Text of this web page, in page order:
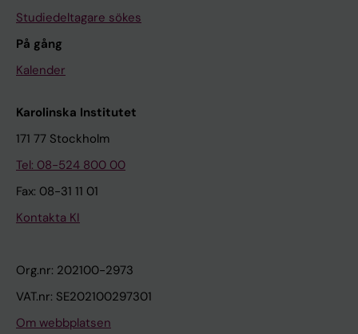
Studiedeltagare sökes
På gång
Kalender
Karolinska Institutet
171 77 Stockholm
Tel: 08-524 800 00
Fax: 08-31 11 01
Kontakta KI
Org.nr: 202100-2973
VAT.nr: SE202100297301
Om webbplatsen